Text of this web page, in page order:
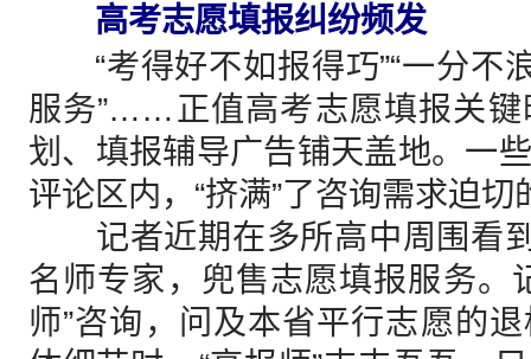
高考志愿填报纠纷频发
“考得好不如报得巧”“一分不
服务”……正值高考志愿填报关键
划、填报辅导广告铺天盖地。一
评论区内，“挤满”了咨询需求迫
记者近期在多所高中周围看到
名师专家，兜售志愿填报服务。
师”咨询，问及本省平行志愿的